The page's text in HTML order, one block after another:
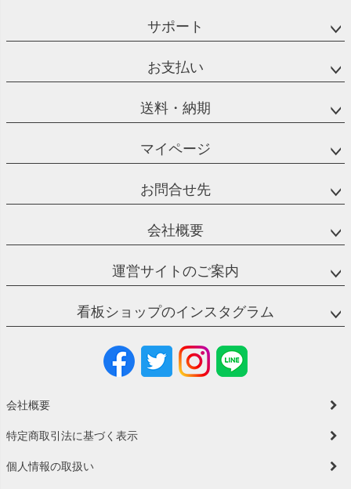
サポート
お支払い
送料・納期
マイページ
お問合せ先
会社概要
運営サイトのご案内
看板ショップのインスタグラム
会社概要
特定商取引法に基づく表示
個人情報の取扱い